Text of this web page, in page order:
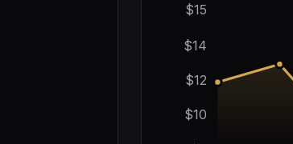
$10
$12
$14
$15